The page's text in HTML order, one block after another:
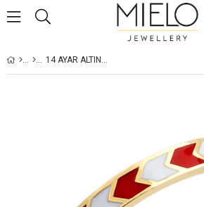
14 AYAR ALTIN ABIERTO YÜZÜK